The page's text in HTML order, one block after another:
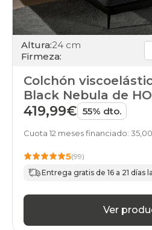
Altura:24 cm
Firmeza:
Colchón
Black Nebula de
419,99€ 55% dto.
Cuota 12 meses financiado:
5(99)
Entrega gratis de 16 a 21 días
Ver